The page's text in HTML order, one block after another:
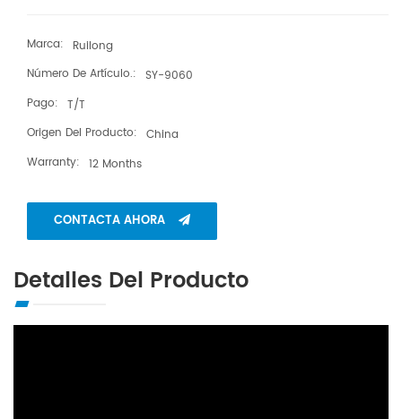
Marca:
Ruilong
Número De Artículo.: SY-9060
Pago: T/T
Origen Del Producto: China
Warranty: 12 Months
CONTACTA AHORA
Detalles Del Producto